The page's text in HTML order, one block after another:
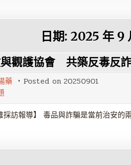
日期: 2025 年 9
觀護協會 共築反毒反
藥 Posted on 20250901
採訪報導】 毒品與詐騙是當前治安的